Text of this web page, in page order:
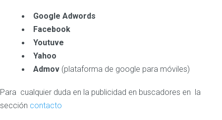
Google Adwords
Facebook
Youtuve
Yahoo
Admov (plataforma de google para móviles)
Para cualquier duda en la publicidad en buscadores en la
sección contacto